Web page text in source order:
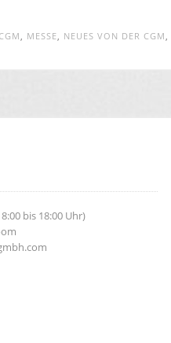
CGM, MESSE, NEUES VON DER CGM,
bis 18:00 Uhr)